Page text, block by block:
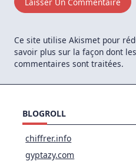
Ce site utilise Akismet pour
savoir plus sur la façon dont
commentaires sont traitées.
BLOGROLL
chiffrer.info
gyptazy.com